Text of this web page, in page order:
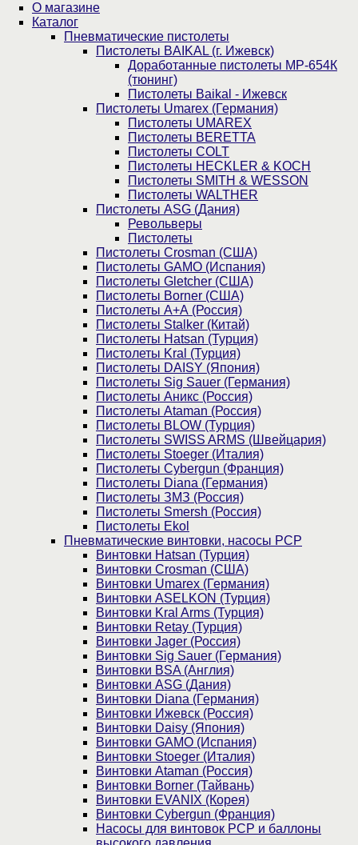
О магазине
Каталог
Пнев­ма­ти­чес­кие пистолеты
Пистолеты BAIKAL (г. Ижевск)
Доработанные пистолеты МР-654К
(тюнинг)
Пистолеты Baikal - Ижевск
Пистолеты Umarex (Германия)
Пистолеты UMAREX
Пистолеты BERETTA
Пистолеты COLT
Пистолеты HECKLER & KOCH
Пистолеты SMITH & WESSON
Пистолеты WALTHER
Пистолеты ASG (Дания)
Револьверы
Пистолеты
Пистолеты Crosman (США)
Пистолеты GAMO (Испания)
Пистолеты Gletcher (США)
Пистолеты Borner (США)
Пистолеты А+А (Россия)
Пистолеты Stalker (Китай)
Пистолеты Hatsan (Турция)
Пистолеты Kral (Турция)
Пистолеты DAISY (Япония)
Пистолеты Sig Sauer (Германия)
Пистолеты Аникс (Россия)
Пистолеты Ataman (Россия)
Пистолеты BLOW (Турция)
Пистолеты SWISS ARMS (Швейцария)
Пистолеты Stoeger (Италия)
Пистолеты Cybergun (Франция)
Пистолеты Diana (Германия)
Пистолеты ЗМЗ (Россия)
Пистолеты Smersh (Россия)
Пистолеты Ekol
Пневматические винтовки, насосы PCP
Винтовки Hatsan (Турция)
Винтовки Crosman (США)
Винтовки Umarex (Германия)
Винтовки ASELKON (Турция)
Винтовки Kral Arms (Турция)
Винтовки Retay (Турция)
Винтовки Jager (Россия)
Винтовки Sig Sauer (Германия)
Винтовки BSA (Англия)
Винтовки ASG (Дания)
Винтовки Diana (Германия)
Винтовки Ижевск (Россия)
Винтовки Daisy (Япония)
Винтовки GAMO (Испания)
Винтовки Stoeger (Италия)
Винтовки Ataman (Россия)
Винтовки Borner (Тайвань)
Винтовки EVANIX (Корея)
Винтовки Cybergun (Франция)
Насосы для винтовок PCP и баллоны